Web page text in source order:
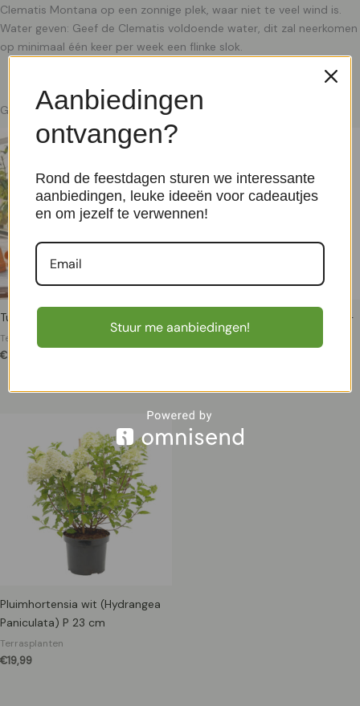
Clematis Montana op een zonnige plek, waar niet te veel wind is.
Water geven: Geef de Clematis voldoende water, dit zal neerkomen
op minimaal één keer per week een flinke slok.
Gerelateerde producten
Tuinkneusjesbox (8 stuks)
Terrasplanten
€
Lavendel st. Anouk (op stam) –
P15
Pluimhortensia wit (Hydrangea
Paniculata) P 23 cm
Terrasplanten
€19,99
Aanbiedingen
ontvangen?
Rond de feestdagen sturen we interessante
aanbiedingen, leuke ideeën voor cadeautjes
en om jezelf te verwennen!
Stuur me aanbiedingen!